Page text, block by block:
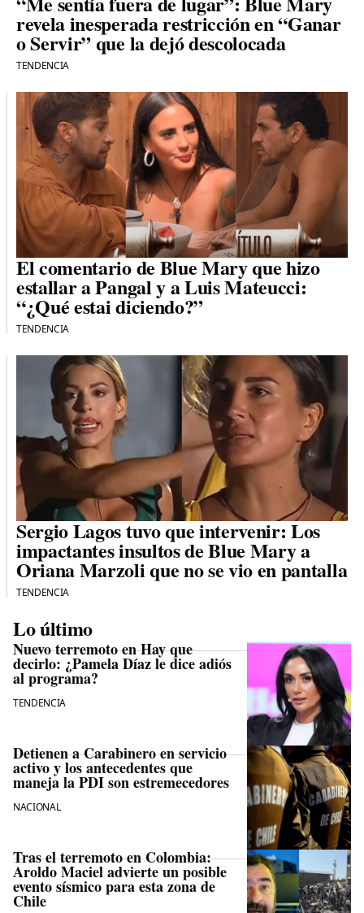
revela inesperada restricción en “Ganar
o Servir” que la dejó descolocada
TENDENCIA
El comentario de Blue Mary que hizo
estallar a Pangal y a Luis Mateucci:
“¿Qué estai diciendo?”
TENDENCIA
Sergio Lagos tuvo que intervenir: Los
impactantes insultos de Blue Mary a
Oriana Marzoli que no se vio en pantalla
TENDENCIA
Lo último
Nuevo terremoto en Hay que
decirlo: ¿Pamela Díaz le dice adiós
al programa?
TENDENCIA
Detienen a Carabinero en servicio
activo y los antecedentes que
maneja la PDI son estremecedores
NACIONAL
Tras el terremoto en Colombia:
Aroldo Maciel advierte un posible
evento sísmico para esta zona de
Chile